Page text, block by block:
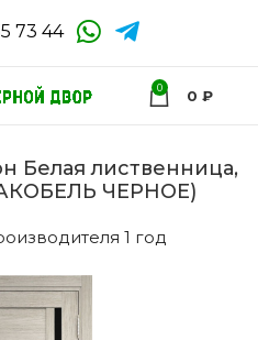
73 44
0 0 ₽
Белая лиственница,
ЧЕРНОЕ)
1 год